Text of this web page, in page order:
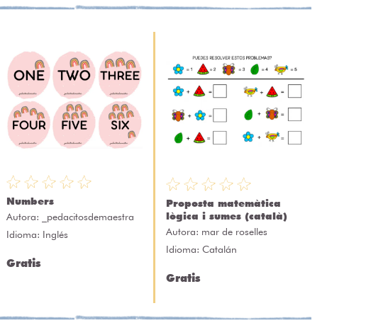
Numbers
Autora:
_pedacitosdemaestra
Idioma: Inglés
Gratis
Proposta matemàtica
lògica i sumes (català)
Autora: mar de roselles
Idioma: Catalán
Gratis